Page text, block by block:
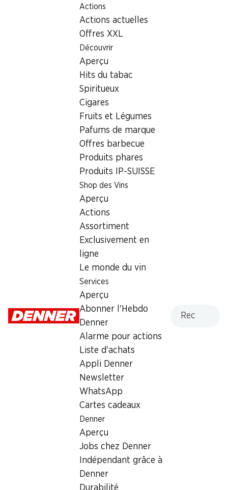
Actions
Actions actuelles
Offres XXL
Découvrir
Aperçu
Hits du tabac
Spiritueux
Cigares
Fruits et Légumes
Pafums de marque
Offres barbecue
Produits phares
Produits IP-SUISSE
Shop des Vins
Aperçu
Actions
Assortiment
Exclusivement en
ligne
Le monde du vin
Services
Aperçu
Abonner l'Hebdo
Denner
Alarme pour actions
Liste d'achats
Appli Denner
Newsletter
WhatsApp
Cartes cadeaux
Denner
Aperçu
Jobs chez Denner
Indépendant grâce à
Denner
Durabilité
Localisateur de succursales
Succursale Denner Zentralstrasse 16, 6030 Ebikon
6030 Ebikon, Ladengasse
EKZ Ebikon
Succursale Denner
Zentralstrasse 16, 6030 Ebikon
Voir l’itinéraire
Heures d'ouverture
Lundi
Heures d'ouverture spéciales
Sam., 15.08.2026